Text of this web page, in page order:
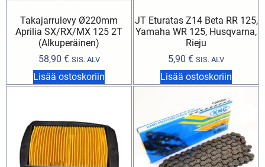
Takajarrulevy Ø220mm
Aprilia SX/RX/MX 125 2T
(Alkuperäinen)
58,90 € SIS. ALV
Lisää ostoskoriin
JT Eturatas Z14 Beta RR 125,
Yamaha WR 125, Husqvarna,
Rieju
5,90 € SIS. ALV
Lisää ostoskoriin